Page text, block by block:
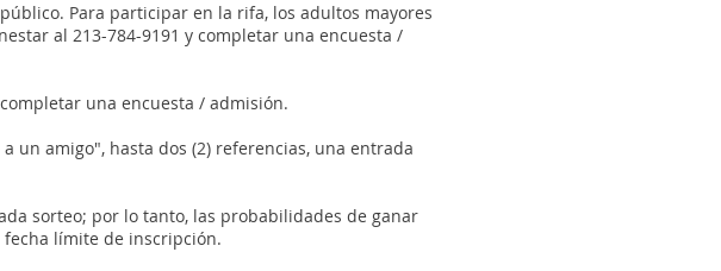
Para participar en la rifa, los adultos mayores
al 213-784-9191 y completar una encuesta /
una encuesta / admisión.
un amigo", hasta dos (2) referencias, una entrada
sorteo; por lo tanto, las probabilidades de ganar
límite de inscripción.